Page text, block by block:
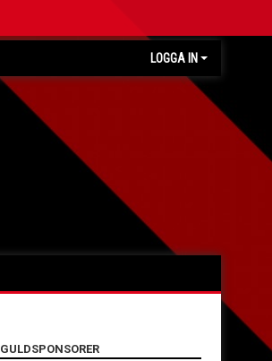
LOGGA IN
GULDSPONSORER